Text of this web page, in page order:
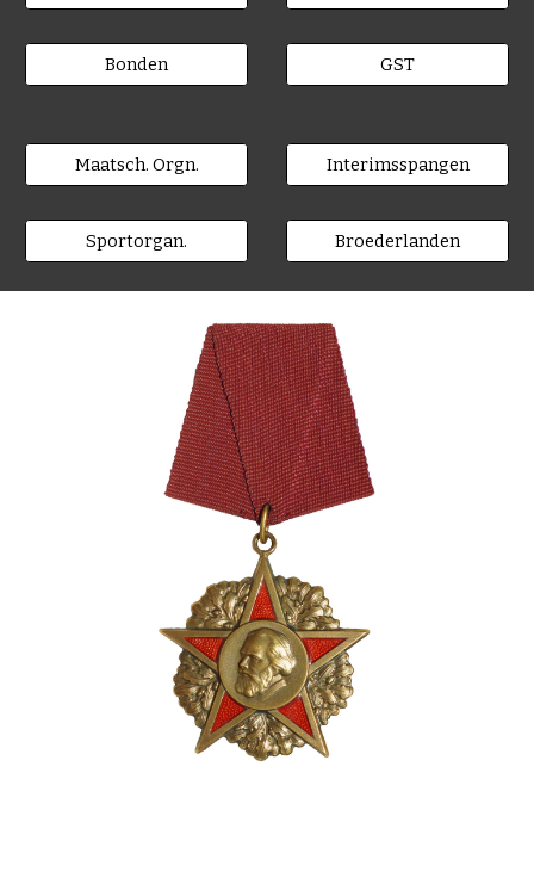
Bonden GST
Maatsch. Orgn.
Sportorgan.
Interimsspangen
Broederlanden